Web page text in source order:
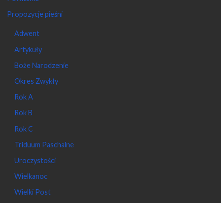
Propozycje pieśni
Adwent
Artykuły
Boże Narodzenie
Okres Zwykły
Rok A
Rok B
Rok C
Triduum Paschalne
Uroczystości
Wielkanoc
Wielki Post